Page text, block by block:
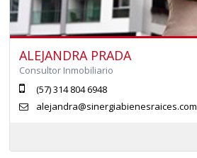
ALEJANDRA PRADA
Consultor Inmobiliario
(57) 314 804 6948
alejandra@sinergiabienesraices.com